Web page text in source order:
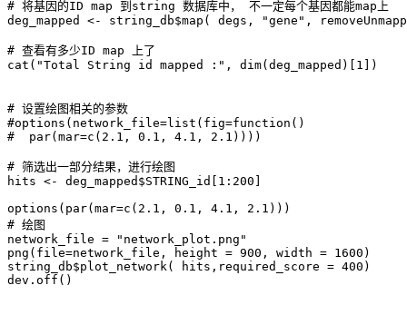
# 将基因的ID map 到string 数据库中， 不一定每个基因都能map上
deg_mapped <- string_db$map( degs, "gene",
# 查看有多少ID map 上了
cat("Total String id mapped :", dim(deg_mapped)[1])
# 设置绘图相关的参数
#options(network_file=list(fig=function()
#  par(mar=c(2.1, 0.1, 4.1, 2.1))))
# 筛选出一部分结果，进行绘图
hits <- deg_mapped$STRING_id[1:200]
options(par(mar=c(2.1, 0.1, 4.1, 2.1)))
# 绘图
network_file = "network_plot.png"
png(file=network_file, height = 900, width = 1600)
string_db$plot_network( hits,required_score = 400)
dev.off()